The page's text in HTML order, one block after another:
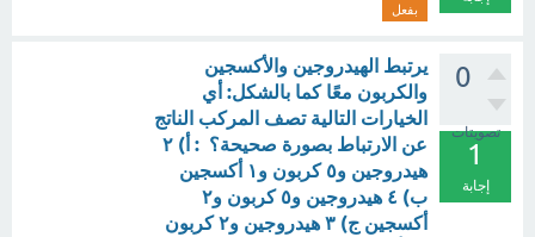
بفعل
0
تصويتات
1
إجابة
يرتبط الهيدروجين والأكسجين
والكربون معًا كما بالشكل: أي
الخيارات التالية تصف المركب الناتج
عن الارتباط بصورة صحيحة؟ : أ) ٢
هيدروجين و٥ كربون و١ أكسجين
ب) ٤ هيدروجين و٥ كربون و٢
أكسجين ج) ٣ هيدروجين و٢ كربون